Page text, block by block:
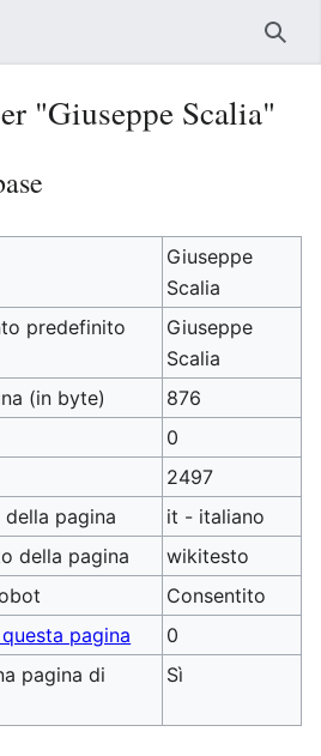
"Giuseppe Scalia"
Giuseppe
Scalia
predefinito
Giuseppe
Scalia
(in byte)
876
0
2497
pagina
it - italiano
della pagina
wikitesto
Consentito
pagina
0
pagina di
Sì